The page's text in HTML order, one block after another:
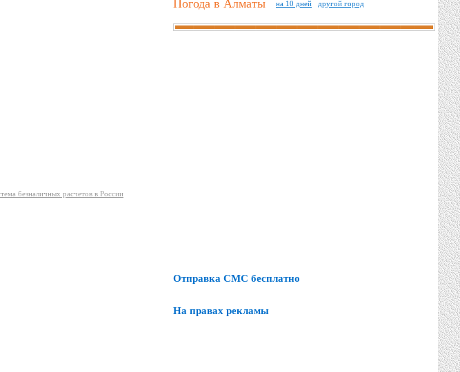
безналичных расчетов в России
Погода в Алматы на 10 дней другой город
Отправка СМС бесплатно
На правах рекламы